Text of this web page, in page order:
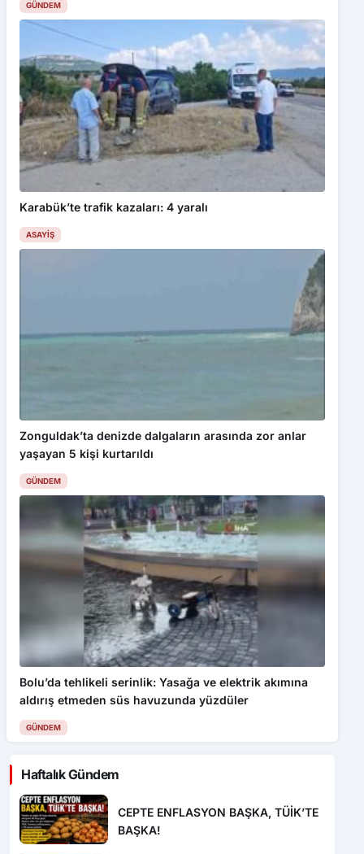
GÜNDEM
Karabük’te trafik kazaları: 4 yaralı
ASAYIŞ
Zonguldak’ta denizde dalgaların arasında zor anlar
yaşayan 5 kişi kurtarıldı
GÜNDEM
Bolu’da tehlikeli serinlik: Yasağa ve elektrik akımına
aldırış etmeden süs havuzunda yüzdüler
GÜNDEM
Haftalık Gündem
CEPTE ENFLASYON BAŞKA, TÜİK’TE
BAŞKA!